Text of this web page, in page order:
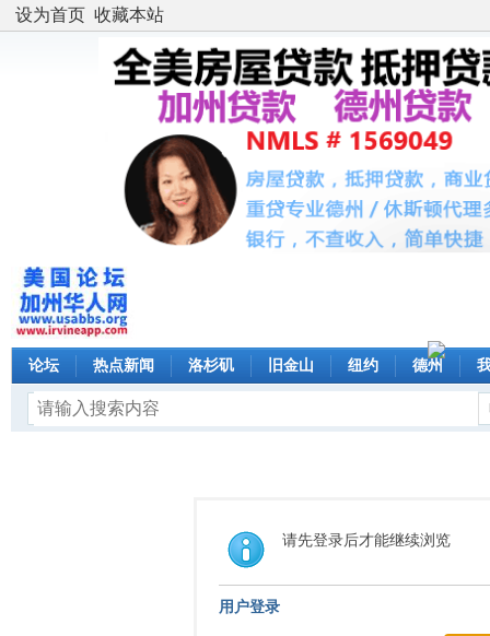
设为首页 收藏本站
论坛 热点新闻 洛杉矶 旧金山 纽约 德州
请先登录后才能继续浏览
用户登录